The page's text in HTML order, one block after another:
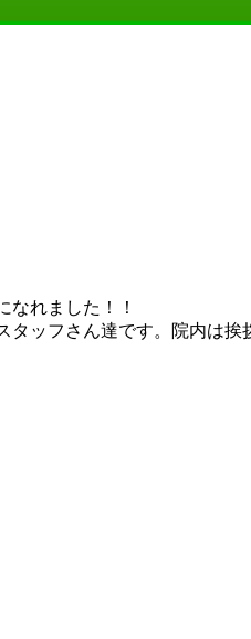
れました！！
ッフさん達です。院内は